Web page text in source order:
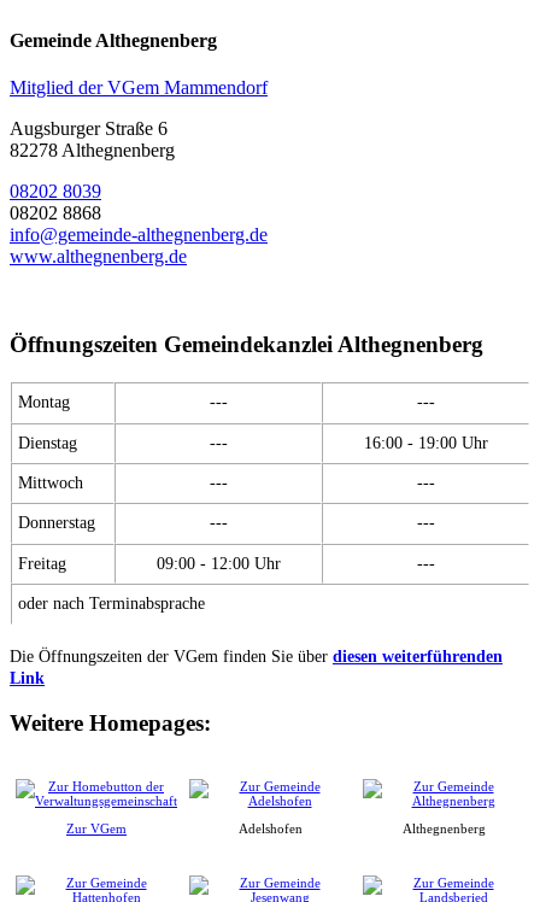
Gemeinde Althegnenberg
Mitglied der VGem Mammendorf
Augsburger Straße 6
82278 Althegnenberg
08202 8039
08202 8868
info@gemeinde-althegnenberg.de
www.althegnenberg.de
Öffnungszeiten Gemeindekanzlei Althegnenberg
Montag --- ---
Dienstag --- 16:00 - 19:00 Uhr
Mittwoch --- ---
Donnerstag --- ---
Freitag 09:00 - 12:00 Uhr ---
oder nach Terminabsprache
Die Öffnungszeiten der VGem finden Sie über diesen weiterführenden
Link
Weitere Homepages:
Zur VGem Adelshofen Althegnenberg